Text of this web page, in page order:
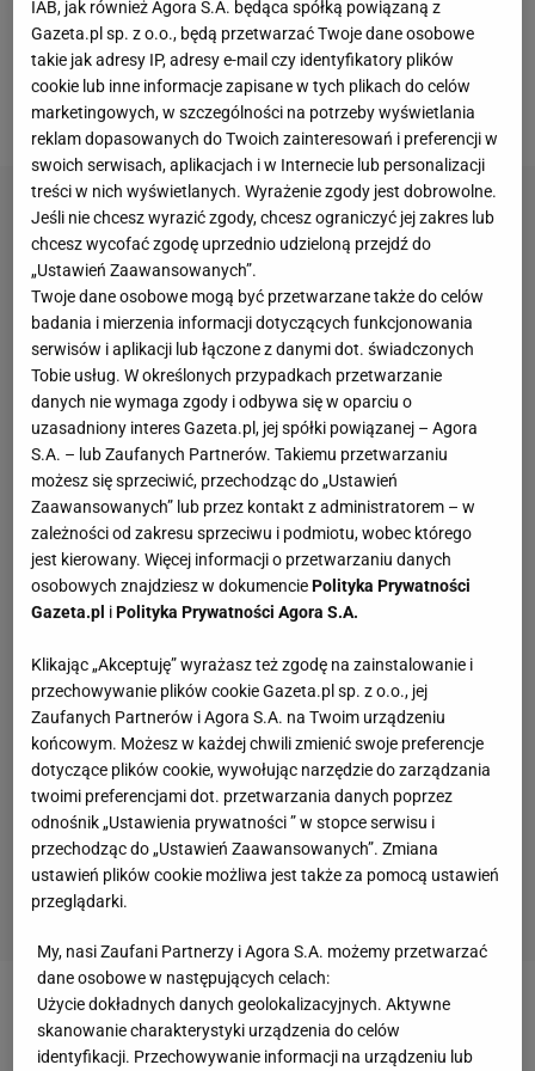
uważa rozstrzygnięcia środowych ćwierćfinałów za
sensacyjne. A my wiemy, że w Paryżu wszystkiemu
przygląda się ktoś, kto podejrzewał, że tak może być
pisał Łukasz Jachimiak, dziennikarz Sport.pl.
Zobacz wideoCourteney Cox zagrała w tenisa z Igą
Świątek
IAB, jak również Agora S.A. będąca spółką powiązaną z
Gazeta.pl sp. z o.o., będą przetwarzać Twoje dane osobowe
takie jak adresy IP, adresy e-mail czy identyfikatory plików
cookie lub inne informacje zapisane w tych plikach do celów
marketingowych, w szczególności na potrzeby wyświetlania
reklam dopasowanych do Twoich zainteresowań i preferencji w
swoich serwisach, aplikacjach i w Internecie lub personalizacji
treści w nich wyświetlanych. Wyrażenie zgody jest dobrowolne.
Jeśli nie chcesz wyrazić zgody, chcesz ograniczyć jej zakres lub
chcesz wycofać zgodę uprzednio udzieloną przejdź do
„Ustawień Zaawansowanych”.
Twoje dane osobowe mogą być przetwarzane także do celów
badania i mierzenia informacji dotyczących funkcjonowania
serwisów i aplikacji lub łączone z danymi dot. świadczonych
Tobie usług. W określonych przypadkach przetwarzanie
danych nie wymaga zgody i odbywa się w oparciu o
uzasadniony interes Gazeta.pl, jej spółki powiązanej – Agora
S.A. – lub Zaufanych Partnerów. Takiemu przetwarzaniu
możesz się sprzeciwić, przechodząc do „Ustawień
Zaawansowanych” lub przez kontakt z administratorem – w
zależności od zakresu sprzeciwu i podmiotu, wobec którego
jest kierowany. Więcej informacji o przetwarzaniu danych
osobowych znajdziesz w dokumenciePolityka Prywatności
Gazeta.pl iPolityka Prywatności Agora S.A.
Klikając „Akceptuję” wyrażasz też zgodę na zainstalowanie i
przechowywanie plików cookie Gazeta.pl sp. z o.o., jej
Zaufanych Partnerów i Agora S.A. na Twoim urządzeniu
końcowym. Możesz w każdej chwili zmienić swoje preferencje
dotyczące plików cookie, wywołując narzędzie do zarządzania
twoimi preferencjami dot. przetwarzania danych poprzez
odnośnik „Ustawienia prywatności ” w stopce serwisu i
przechodząc do „Ustawień Zaawansowanych”. Zmiana
ustawień plików cookie możliwa jest także za pomocą ustawień
przeglądarki.
My, nasi Zaufani Partnerzy i Agora S.A. możemy przetwarzać
dane osobowe w następujących celach:
Użycie dokładnych danych geolokalizacyjnych. Aktywne
skanowanie charakterystyki urządzenia do celów
identyfikacji. Przechowywanie informacji na urządzeniu lub